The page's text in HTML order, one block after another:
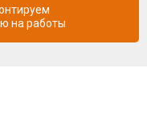
на работы